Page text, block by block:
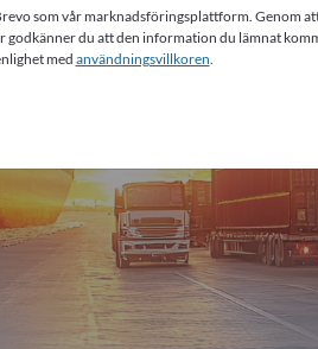
som vår marknadsföringsplattform. Genom
godkänner du att den information du lämnat
med användningsvillkoren.